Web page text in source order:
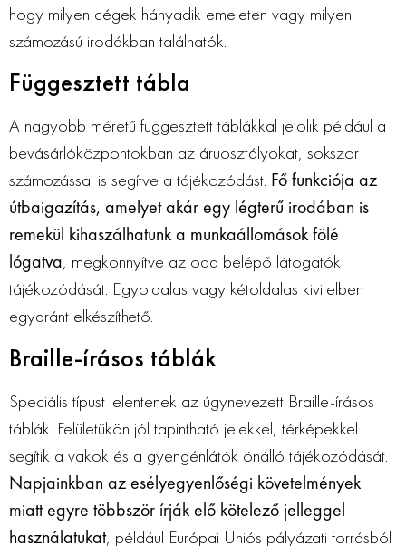
hogy milyen cégek hányadik emeleten vagy milyen
számozású irodákban találhatók.
Függesztett tábla
A nagyobb méretű függesztett táblákkal jelölik például a
bevásárlóközpontokban az áruosztályokat, sokszor
számozással is segítve a tájékozódást. Fő funkciója az
útbaigazítás, amelyet akár egy légterű irodában is
remekül kihaszálhatunk a munkaállomások fölé
lógatva, megkönnyítve az oda belépő látogatók
tájékozódását. Egyoldalas vagy kétoldalas kivitelben
egyaránt elkészíthető.
Braille-írásos táblák
Speciális típust jelentenek az úgynevezett Braille-írásos
táblák. Felületükön jól tapintható jelekkel, térképekkel
segítik a vakok és a gyengénlátók önálló tájékozódását.
Napjainkban az esélyegyenlőségi követelmények
miatt egyre többször írják elő kötelező jelleggel
használatukat, például Európai Uniós pályázati forrásból